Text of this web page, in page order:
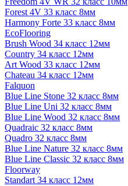
Forest 4V 33 класс 8мм
Harmony Forte 33 класс 8мм
EcoFlooring
Brush Wood 34 класс 12мм
Country 34 класс 12мм
Art Wood 33 класс 12мм
Chateau 34 класс 12мм
Falquon
Blue Line Stone 32 класс 8мм
Blue Line Uni 32 класс 8мм
Blue Line Wood 32 класс 8мм
Quadraic 32 класс 8мм
Quadro 32 класс 8мм
Blue Line Nature 32 класс 8мм
Blue Line Classic 32 класс 8мм
Floorway
Standart 34 класс 12мм